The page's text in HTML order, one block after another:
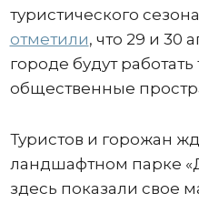
туристического
отметили, что 29 и 30
городе будут
общественные
Туристов и горожан
ландшафтном парке
здесь показали свое